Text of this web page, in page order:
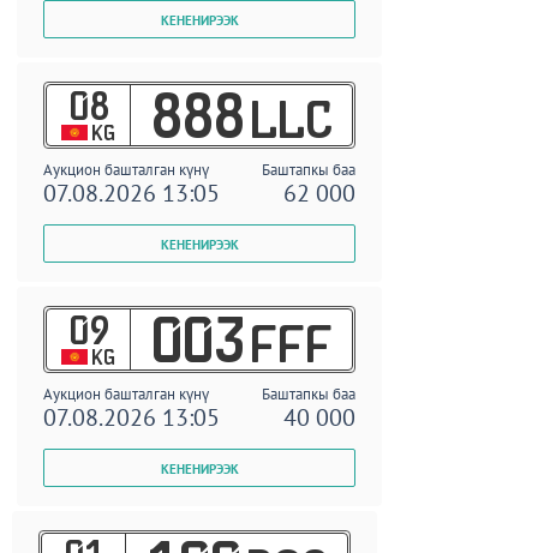
08
KG 888 LLC
Аукцион башталган күнү Баштапкы баа
07.08.2026 13:05 62 000
09
KG 003 FFF
Аукцион башталган күнү Баштапкы баа
07.08.2026 13:05 40 000